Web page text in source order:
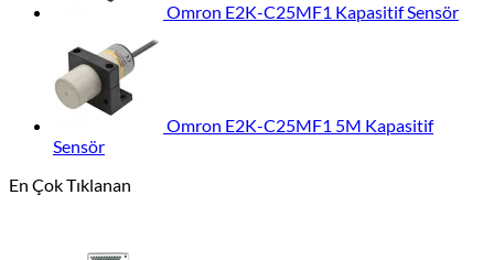
Omron E2K-C25MF1 Kapasitif Sensör
Omron E2K-C25MF1 5M Kapasitif
Sensör
En Çok Tıklanan